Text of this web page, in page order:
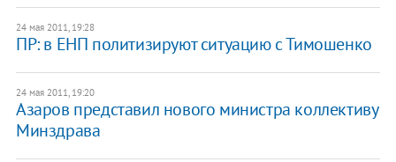
24 мая 2011, 19:28
​ПР: в ЕНП политизируют ситуацию с Тимошенко
24 мая 2011, 19:20
Азаров представил нового министра коллективу
Минздрава